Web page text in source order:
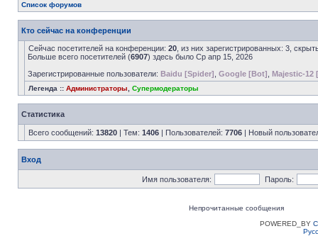
Список форумов
Кто сейчас на конференции
Сейчас посетителей на конференции: 20 , из них зарегистрированных: 3,
Больше всего посетителей (6907) здесь было Ср апр 15, 2026
Зарегистрированные пользователи: Baidu [Spider] Google [Bot] Majestic-12
Легенда :: Администраторы Супермодераторы
Статистика
Всего сообщений: 13820 | Тем: 1406 | Пользователей: 7706 | Новый
Вход
Имя пользователя: Пароль:
Непрочитанные сообщения
POWERED_BY